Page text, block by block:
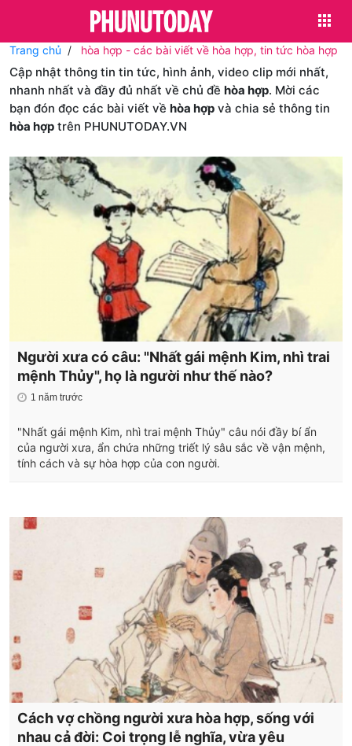
Trang chủ hòa hợp - các bài viết về hòa hợp, tin tức hòa hợp
Cập nhật thông tin tin tức, hình ảnh, video clip mới nhất,
nhanh nhất và đầy đủ nhất về chủ đề hòa hợp. Mời các
bạn đón đọc các bài viết về hòa hợp và chia sẻ thông tin
hòa hợp trên PHUNUTODAY.VN
Người xưa có câu: "Nhất gái mệnh Kim, nhì trai
mệnh Thủy", họ là người như thế nào?
1 năm trước
"Nhất gái mệnh Kim, nhì trai mệnh Thủy" câu nói đầy bí ẩn
của người xưa, ẩn chứa những triết lý sâu sắc về vận mệnh,
tính cách và sự hòa hợp của con người.
Cách vợ chồng người xưa hòa hợp, sống với
nhau cả đời: Coi trọng lễ nghĩa, vừa yêu